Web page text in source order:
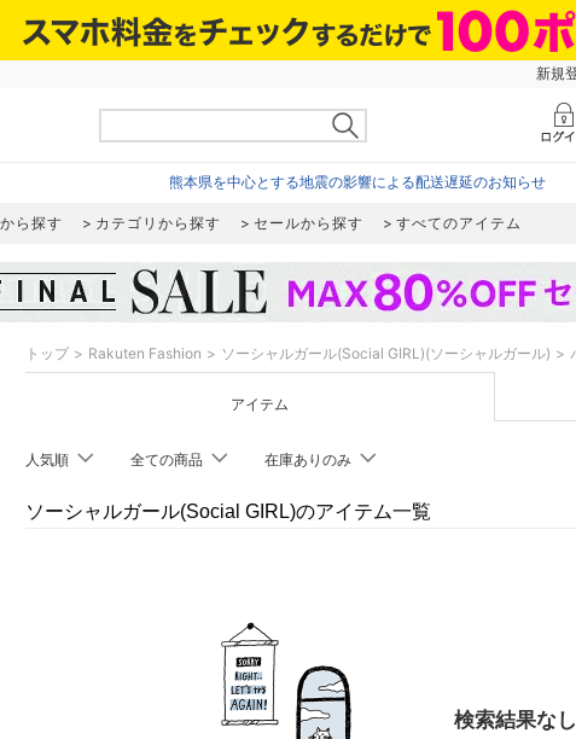
新規
熊本県を中心とする地震の影響による配送遅延のお知らせ
ら探す カテゴリから探す セールから探す すべてのアイテム
トップ Rakuten Fashion ソーシャルガール(Social GIRL)(ソーシャルガール)
アイテム
人気順 全ての商品 在庫ありのみ
ソーシャルガール(Social GIRL)のアイテム一覧
検索結果なし